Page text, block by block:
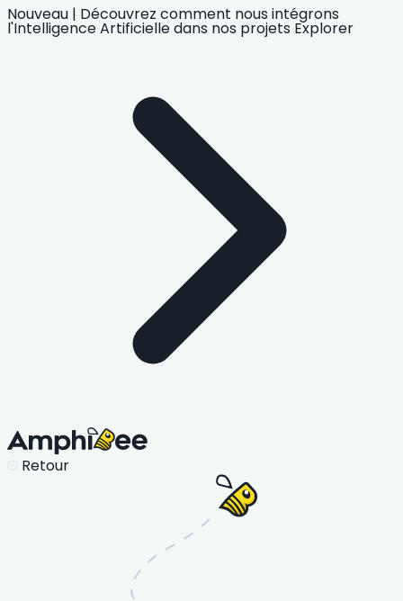
Nouveau | Découvrez comment nous intégrons
l'Intelligence Artificielledans nos projets Explorer
Retour